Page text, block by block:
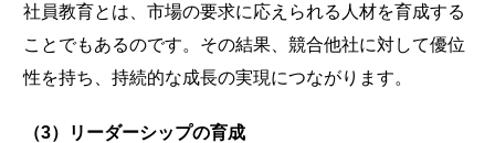
社員教育とは、市場の要求に応えられる人材を育成する
ことでもあるのです。その結果、競合他社に対して優位
性を持ち、持続的な成長の実現につながります。
（3）リーダーシップの育成